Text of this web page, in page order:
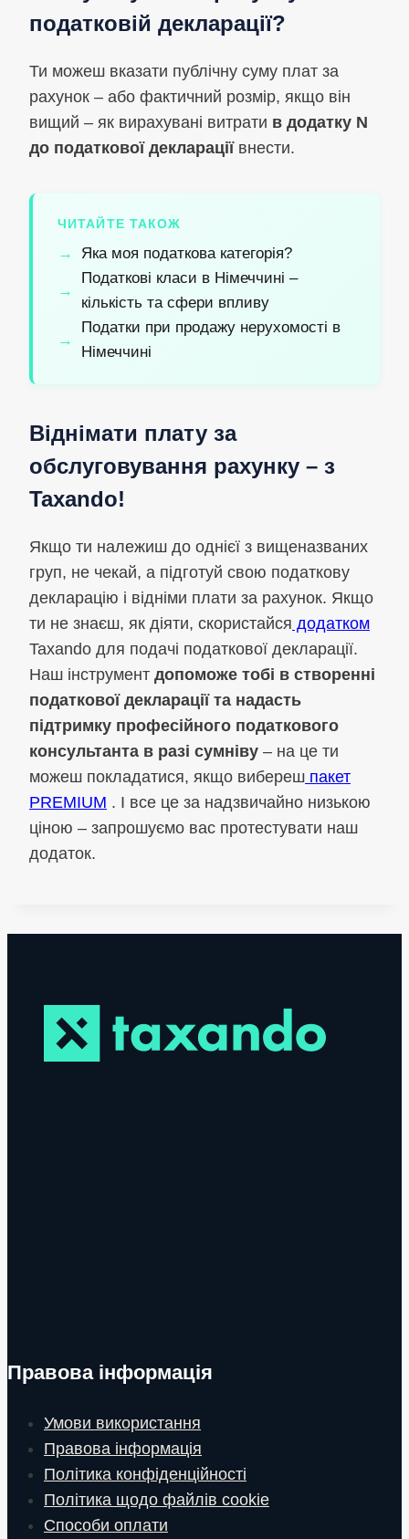
податковій декларації?
Ти можеш вказати публічну суму плат за
рахунок – або фактичний розмір, якщо він
вищий – як вирахувані витрати в додатку N
до податкової декларації внести.
ЧИТАЙТЕ ТАКОЖ
Яка моя податкова категорія?
Податкові класи в Німеччині –
кількість та сфери впливу
Податки при продажу нерухомості в
Німеччині
Віднімати плату за
обслуговування рахунку – з
Taxando!
Якщо ти належиш до однієї з вищеназваних
груп, не чекай, а підготуй свою податкову
декларацію і відніми плати за рахунок. Якщо
ти не знаєш, як діяти, скористайся додатком
Taxando для подачі податкової декларації.
Наш інструмент допоможе тобі в створенні
податкової декларації та надасть
підтримку професійного податкового
консультанта в разі сумніву – на це ти
можеш покладатися, якщо вибереш пакет
PREMIUM . І все це за надзвичайно низькою
ціною – запрошуємо вас протестувати наш
додаток.
Правова інформація
Умови використання
Правова інформація
Політика конфіденційності
Політика щодо файлів cookie
Способи оплати